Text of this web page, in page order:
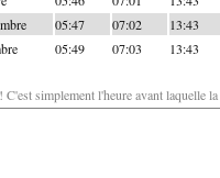
05:47 07:02 13:43
05:49 07:03 13:43
simplement l'heure avant laquelle